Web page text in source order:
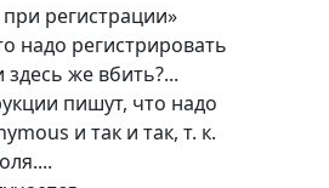
регистрации»
надо регистрировать
здесь же вбить?...
пишут, что надо
и так и так, т. к.